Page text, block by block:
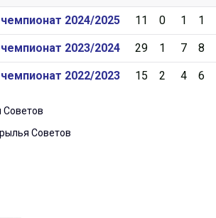
ХК Капитан
2024/2025 11 0 1 1
2023/2024 29 1 7 8
2022/2023 15 2 4 6
Советов
Советов